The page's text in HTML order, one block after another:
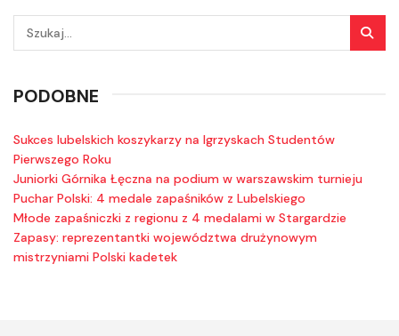
PODOBNE
Sukces lubelskich koszykarzy na Igrzyskach Studentów
Pierwszego Roku
Juniorki Górnika Łęczna na podium w warszawskim turnieju
Puchar Polski: 4 medale zapaśników z Lubelskiego
Młode zapaśniczki z regionu z 4 medalami w Stargardzie
Zapasy: reprezentantki województwa drużynowym
mistrzyniami Polski kadetek